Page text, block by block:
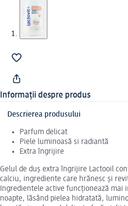
Informații despre produs
Descrierea produsului
Parfum delicat
Piele luminoasă si radiantă
Extra îngrijire
Gelul de duș extra îngrijire Lactooil
calciu, ingrediente care hrănesc și
Ingredientele active funcționează
noapte, lăsând pielea hidratată,